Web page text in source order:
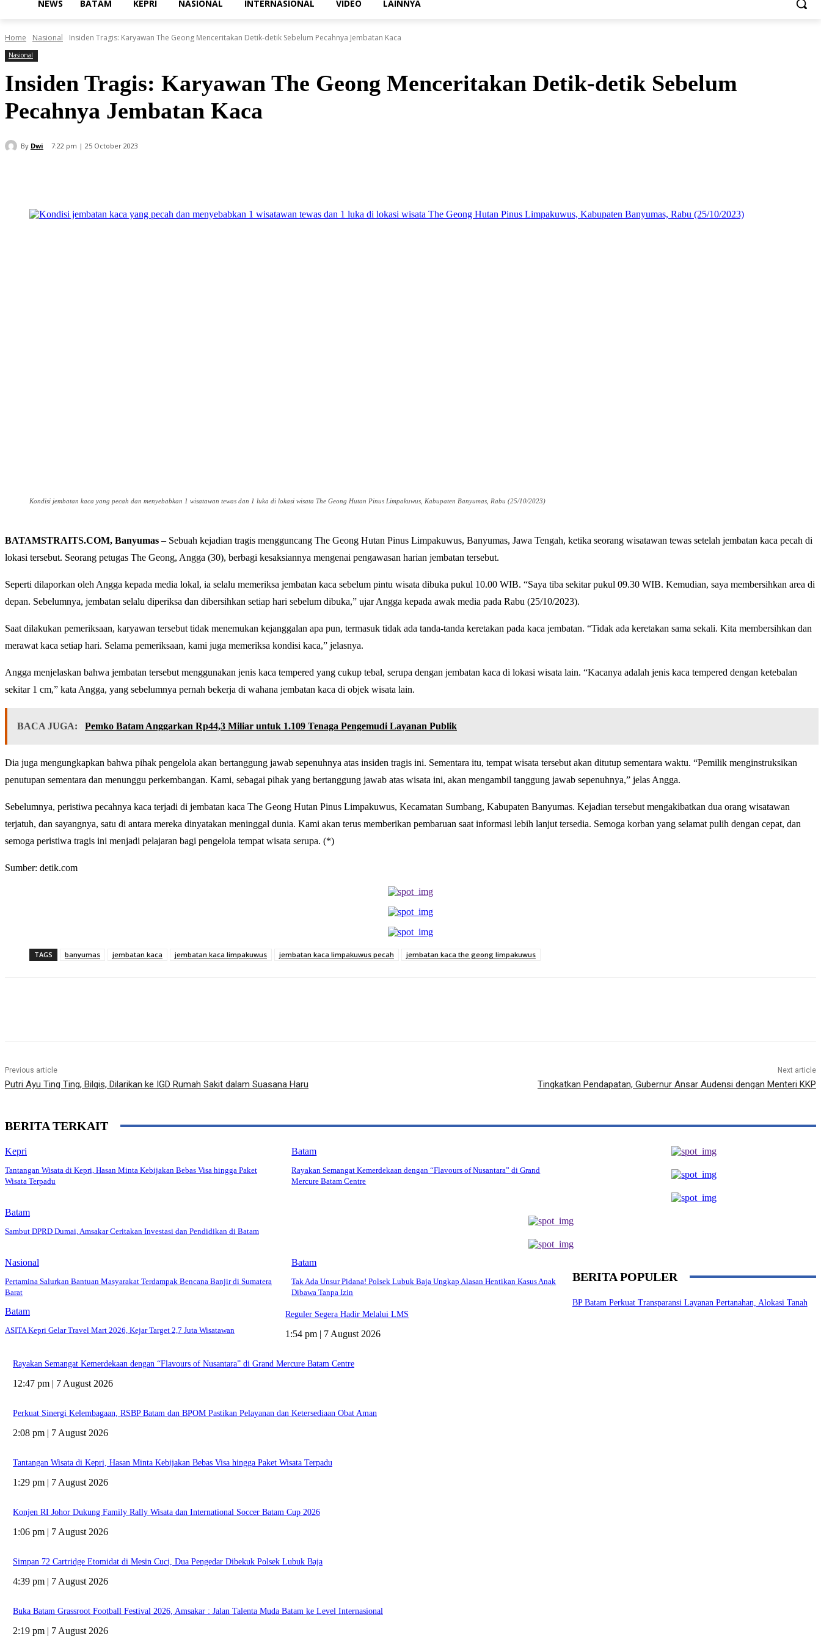
NEWS BATAM KEPRI NASIONAL INTERNASIONAL VIDEO LAINNYA
Home Nasional Insiden Tragis: Karyawan The Geong Menceritakan Detik-detik Sebelum Pecahnya Jembatan Kaca
Nasional
Insiden Tragis: Karyawan The Geong Menceritakan Detik-detik Sebelum
Pecahnya Jembatan Kaca
By Dwi 7:22 pm | 25 October 2023
Kondisi jembatan kaca yang pecah dan menyebabkan 1 wisatawan tewas dan 1 luka di lokasi wisata The Geong Hutan Pinus Limpakuwus, Kabupaten Banyumas, Rabu (25/10/2023)
BATAMSTRAITS.COM, Banyumas – Sebuah kejadian tragis mengguncang The Geong Hutan Pinus Limpakuwus, Banyumas, Jawa Tengah, ketika seorang wisatawan tewas setelah jembatan kaca pecah di
lokasi tersebut. Seorang petugas The Geong, Angga (30), berbagi kesaksiannya mengenai pengawasan harian jembatan tersebut.
Seperti dilaporkan oleh Angga kepada media lokal, ia selalu memeriksa jembatan kaca sebelum pintu wisata dibuka pukul 10.00 WIB. “Saya tiba sekitar pukul 09.30 WIB. Kemudian, saya membersihkan area di
depan. Sebelumnya, jembatan selalu diperiksa dan dibersihkan setiap hari sebelum dibuka,” ujar Angga kepada awak media pada Rabu (25/10/2023).
Saat dilakukan pemeriksaan, karyawan tersebut tidak menemukan kejanggalan apa pun, termasuk tidak ada tanda-tanda keretakan pada kaca jembatan. “Tidak ada keretakan sama sekali. Kita membersihkan dan
merawat kaca setiap hari. Selama pemeriksaan, kami juga memeriksa kondisi kaca,” jelasnya.
Angga menjelaskan bahwa jembatan tersebut menggunakan jenis kaca tempered yang cukup tebal, serupa dengan jembatan kaca di lokasi wisata lain. “Kacanya adalah jenis kaca tempered dengan ketebalan
sekitar 1 cm,” kata Angga, yang sebelumnya pernah bekerja di wahana jembatan kaca di objek wisata lain.
BACA JUGA: Pemko Batam Anggarkan Rp44,3 Miliar untuk 1.109 Tenaga Pengemudi Layanan Publik
Dia juga mengungkapkan bahwa pihak pengelola akan bertanggung jawab sepenuhnya atas insiden tragis ini. Sementara itu, tempat wisata tersebut akan ditutup sementara waktu. “Pemilik menginstruksikan
penutupan sementara dan menunggu perkembangan. Kami, sebagai pihak yang bertanggung jawab atas wisata ini, akan mengambil tanggung jawab sepenuhnya,” jelas Angga.
Sebelumnya, peristiwa pecahnya kaca terjadi di jembatan kaca The Geong Hutan Pinus Limpakuwus, Kecamatan Sumbang, Kabupaten Banyumas. Kejadian tersebut mengakibatkan dua orang wisatawan
terjatuh, dan sayangnya, satu di antara mereka dinyatakan meninggal dunia. Kami akan terus memberikan pembaruan saat informasi lebih lanjut tersedia. Semoga korban yang selamat pulih dengan cepat, dan
semoga peristiwa tragis ini menjadi pelajaran bagi pengelola tempat wisata serupa. (*)
Sumber: detik.com
TAGS banyumas jembatan kaca jembatan kaca limpakuwus jembatan kaca limpakuwus pecah jembatan kaca the geong limpakuwus
Previous article
Putri Ayu Ting Ting, Bilqis, Dilarikan ke IGD Rumah Sakit dalam Suasana Haru
Next article
Tingkatkan Pendapatan, Gubernur Ansar Audensi dengan Menteri KKP
BERITA TERKAIT
Kepri
Tantangan Wisata di Kepri, Hasan Minta Kebijakan Bebas Visa hingga Paket
Wisata Terpadu
Batam
Rayakan Semangat Kemerdekaan dengan “Flavours of Nusantara” di Grand
Mercure Batam Centre
Batam
Sambut DPRD Dumai, Amsakar Ceritakan Investasi dan Pendidikan di Batam
Nasional
Pertamina Salurkan Bantuan Masyarakat Terdampak Bencana Banjir di Sumatera
Barat
Batam
Tak Ada Unsur Pidana! Polsek Lubuk Baja Ungkap Alasan Hentikan Kasus Anak
Dibawa Tanpa Izin
Batam
ASITA Kepri Gelar Travel Mart 2026, Kejar Target 2,7 Juta Wisatawan
BERITA POPULER
BP Batam Perkuat Transparansi Layanan Pertanahan, Alokasi Tanah
Reguler Segera Hadir Melalui LMS
1:54 pm | 7 August 2026
Rayakan Semangat Kemerdekaan dengan “Flavours of Nusantara” di Grand Mercure Batam Centre
12:47 pm | 7 August 2026
Perkuat Sinergi Kelembagaan, RSBP Batam dan BPOM Pastikan Pelayanan dan Ketersediaan Obat Aman
2:08 pm | 7 August 2026
Tantangan Wisata di Kepri, Hasan Minta Kebijakan Bebas Visa hingga Paket Wisata Terpadu
1:29 pm | 7 August 2026
Konjen RI Johor Dukung Family Rally Wisata dan International Soccer Batam Cup 2026
1:06 pm | 7 August 2026
Simpan 72 Cartridge Etomidat di Mesin Cuci, Dua Pengedar Dibekuk Polsek Lubuk Baja
4:39 pm | 7 August 2026
Buka Batam Grassroot Football Festival 2026, Amsakar : Jalan Talenta Muda Batam ke Level Internasional
2:19 pm | 7 August 2026